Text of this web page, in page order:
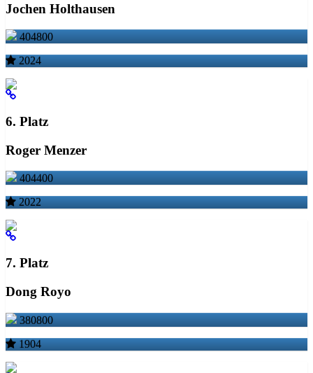
Jochen Holthausen
404800
2024
6. Platz
Roger Menzer
404400
2022
7. Platz
Dong Royo
380800
1904